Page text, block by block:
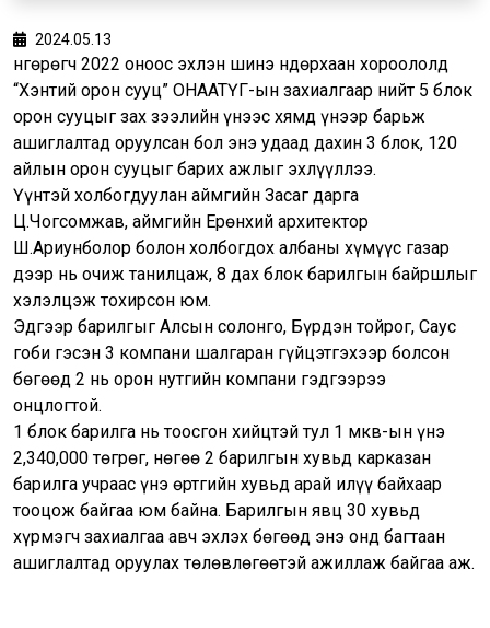
2024.05.13
Өнгөрөгч 2022 оноос эхлэн шинэ Өндөрхаан хороололд
“Хэнтий орон сууц” ОНӨААТҮГ-ын захиалгаар нийт 5 блок
орон сууцыг зах зээлийн үнээс хямд үнээр барьж
ашиглалтад оруулсан бол энэ удаад дахин 3 блок, 120
айлын орон сууцыг барих ажлыг эхлүүллээ.
Үүнтэй холбогдуулан аймгийн Засаг дарга
Ц.Чогсомжав, аймгийн Ерөнхий архитектор
Ш.Ариунболор болон холбогдох албаны хүмүүс газар
дээр нь очиж танилцаж, 8 дах блок барилгын байршлыг
хэлэлцэж тохирсон юм.
Эдгээр барилгыг Алсын солонго, Бүрдэн тойрог, Саус
гоби гэсэн 3 компани шалгаран гүйцэтгэхээр болсон
бөгөөд 2 нь орон нутгийн компани гэдгээрээ
онцлогтой.
1 блок барилга нь тоосгон хийцтэй тул 1 мкв-ын үнэ
2,340,000 төгрөг, нөгөө 2 барилгын хувьд карказан
барилга учраас үнэ өртгийн хувьд арай илүү байхаар
тооцож байгаа юм байна. Барилгын явц 30 хувьд
хүрмэгч захиалгаа авч эхлэх бөгөөд энэ онд багтаан
ашиглалтад оруулах төлөвлөгөөтэй ажиллаж байгаа аж.